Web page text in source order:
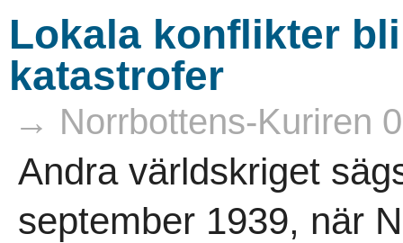
Lokala konflikter
katastrofer
→ Norrbottens-Kuriren
Andra världskriget
september 1939, när